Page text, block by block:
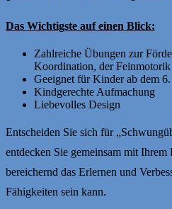
Das Wichtigste auf einen Blick:
Zahlreiche Übungen zur
Koordination, der
Geeignet für Kinder ab dem
Kindgerechte Aufmachung
Liebevolles Design
Entscheiden Sie sich für
entdecken Sie gemeinsam mit
bereichernd das Erlernen und
Fähigkeiten sein kann.